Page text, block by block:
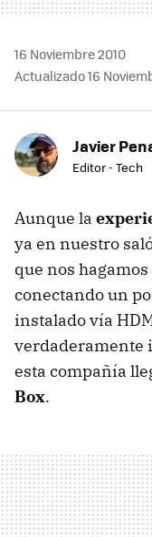
16 Noviembre 2010
Actualizado 16
Javier
Editor - Tech
Aunque la
ya en nuestro
que nos
conectando un
instalado vía
verdaderamente
esta compañía
Box.